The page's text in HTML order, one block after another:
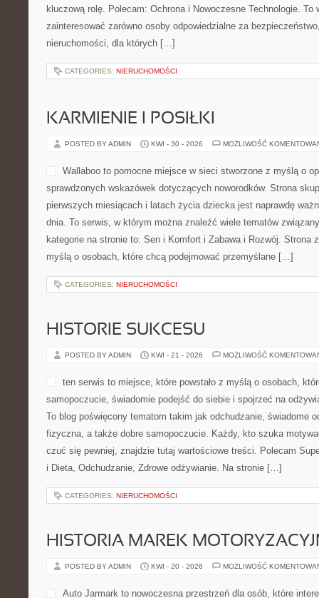
POSTED BY ADMIN MOŻLIWOŚĆ
skupia się na tematyce
Strona została stworzona
zakresie zabezpieczenia
wartościami, które w branży ochrony mają kluczową rolę.
CATEGORIES:NIERUCHOMOŚCI
KARMIENIE I POSIŁKI
POSTED BY ADMIN KWI - 30 - 2026
na tym, co w pierwszych
dziecka jest naprawdę
dnia. To serwis, w którym
związanych z spacerami. Nowe kategorie na stronie to: Sen i
Strona została przygotowana z myślą o osobach, które chcą
CATEGORIES:NIERUCHOMOŚCI
HISTORIE SUKCESU
osobach, które chcą
świadomie podejść do